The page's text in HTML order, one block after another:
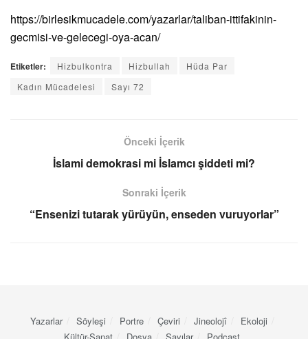
https://birlesikmucadele.com/yazarlar/taliban-ittifakinin-
gecmisi-ve-gelecegi-oya-acan/
Etiketler: Hizbulkontra Hizbullah
Hüda Par
Kadın Mücadelesi
Sayı 72
Önceki İçerik
İslami demokrasi mi İslamcı şiddeti mi?
Sonraki İçerik
“Ensenizi tutarak yürüyün, enseden vuruyorlar”
Yazarlar Söyleşi Portre Çeviri Jineolojî
Ekoloji
Kültür-Sanat
Dosya Sayılar Podcast